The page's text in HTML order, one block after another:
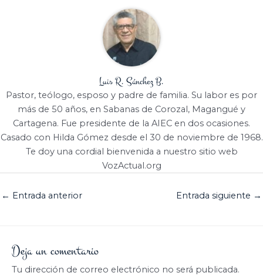
Luis R. Sánchez B.
Pastor, teólogo, esposo y padre de familia. Su labor es por
más de 50 años, en Sabanas de Corozal, Magangué y
Cartagena. Fue presidente de la AIEC en dos ocasiones.
Casado con Hilda Gómez desde el 30 de noviembre de 1968.
Te doy una cordial bienvenida a nuestro sitio web
VozActual.org
← Entrada anterior Entrada siguiente →
Deja un comentario
Tu dirección de correo electrónico no será publicada.